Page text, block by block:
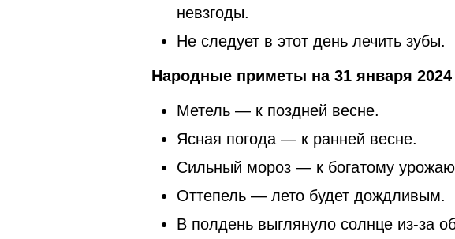
невзгоды.
Не следует в этот день лечить зубы.
Народные приметы на 31 января 2024
Метель — к поздней весне.
Ясная погода — к ранней весне.
Сильный мороз — к богатому
Оттепель — лето будет дождливым.
В полдень выглянуло солнце из-за